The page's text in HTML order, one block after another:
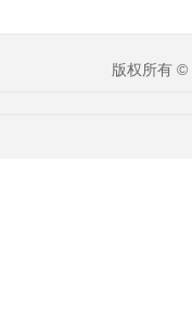
版权所有 ©